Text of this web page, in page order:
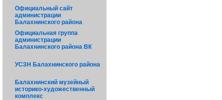
Официальный сайт
администрации
Балахнинского района
Официальная группа
администрации
Балахнинского района ВК
УСЗН Балахнинского района
Балахнинский музейный
историко-художественный
комплекс